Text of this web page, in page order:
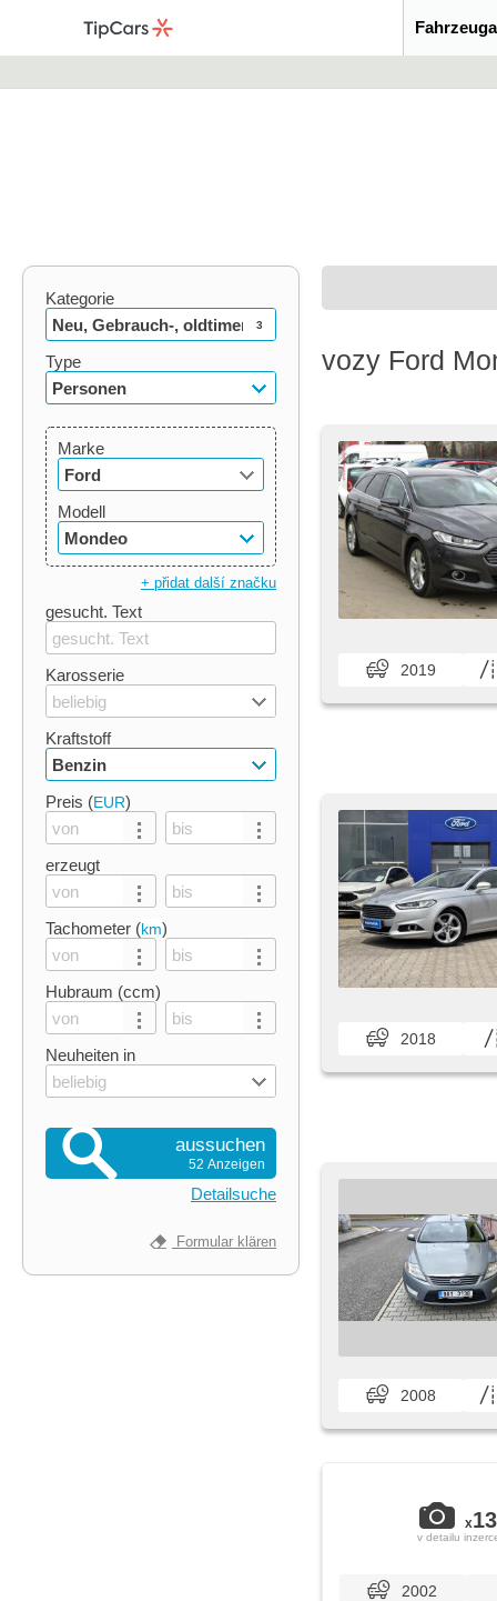
Kategorie
Neu, Gebrauch-, oldtimer
3
Type
Personen
Marke
Ford
Modell
Mondeo
+ přidat další značku
gesucht. Text
Karosserie
beliebig
Kraftstoff
Benzin
Preis (EUR)
erzeugt
Tachometer (km)
Hubraum (ccm)
Neuheiten in
beliebig
aussuchen
52 Anzeigen
Detailsuche
Formular klären
vozy Ford
2019
2018
2008
x13
v detailu
2002